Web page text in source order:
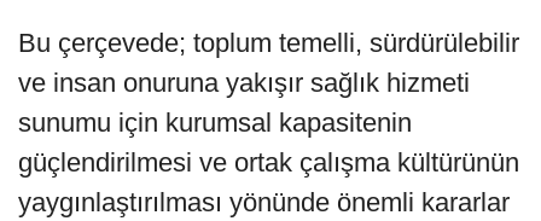
Bu çerçevede; toplum temelli, sürdürülebilir
ve insan onuruna yakışır sağlık hizmeti
sunumu için kurumsal kapasitenin
güçlendirilmesi ve ortak çalışma kültürünün
yaygınlaştırılması yönünde önemli kararlar